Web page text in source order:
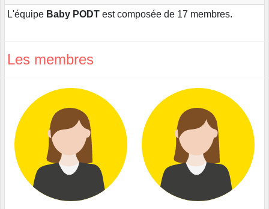
L'équipe Baby PODT est composée de 17 membres.
Les membres